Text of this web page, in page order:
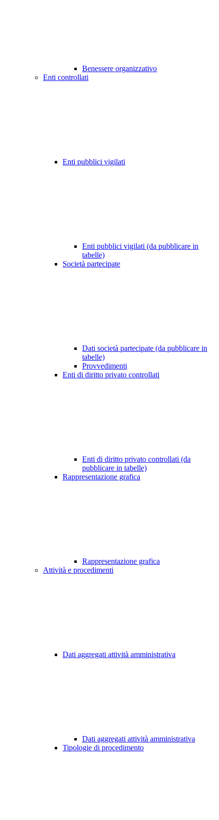
Benessere organizzativo
Enti controllati
Enti pubblici vigilati
Enti pubblici vigilati (da pubblicare in
tabelle)
Società partecipate
Dati società partecipate (da pubblicare in
tabelle)
Provvedimenti
Enti di diritto privato controllati
Enti di diritto privato controllati (da
pubblicare in tabelle)
Rappresentazione grafica
Rappresentazione grafica
Attività e procedimenti
Dati aggregati attività amministrativa
Dati aggregati attività amministrativa
Tipologie di procedimento